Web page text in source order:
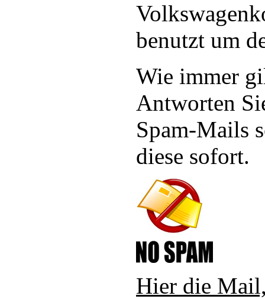
benutzt um
Wie immer
Antworten
Spam-Mails
diese sofort.
Hier die